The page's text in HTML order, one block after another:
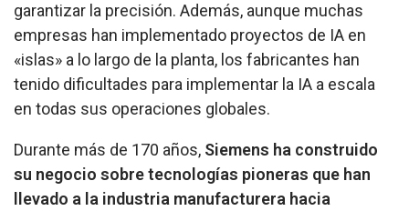
garantizar la precisión. Además, aunque muchas
empresas han implementado proyectos de IA en
«islas» a lo largo de la planta, los fabricantes han
tenido dificultades para implementar la IA a escala
en todas sus operaciones globales.
Durante más de 170 años, Siemens ha construido
su negocio sobre tecnologías pioneras que han
llevado a la industria manufacturera hacia